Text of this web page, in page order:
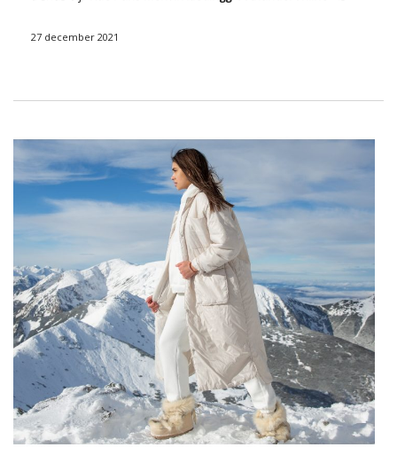
allereerst kleding die het mogelijk maakt om praktische
Stijlles uit de Seine – hoe kleed je je
in het Frans?
Natuurlijkheid, nonchalante onzorgvuldigheid en eenvoudige
oplossingen – zo kan in het kort de Franse stijl in de mode
bepalen. Dit is een van de meer universele manieren van
aankleden, die niet ophoudt te verrassen met de originaliteit
van snijwonden en decoraties. Parijzenaars denken niet na
over de nieuwste trends, omdat hun garderobe vol zit met
universele oplossingen die onafhankelijk van de huidige
mode zullen werken. Je zult er…
27 december 2021